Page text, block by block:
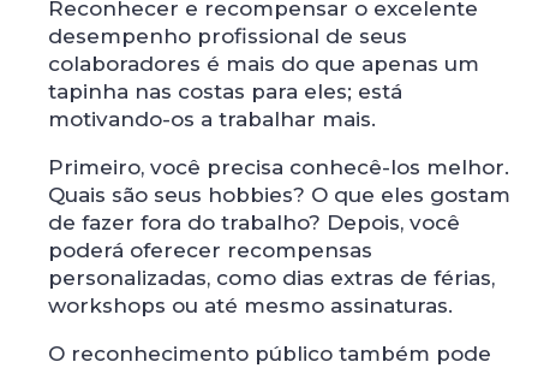
Reconhecer e recompensar o excelente
desempenho profissional de seus
colaboradores é mais do que apenas um
tapinha nas costas para eles; está
motivando-os a trabalhar mais.
Primeiro, você precisa conhecê-los melhor.
Quais são seus hobbies? O que eles gostam
de fazer fora do trabalho? Depois, você
poderá oferecer recompensas
personalizadas, como dias extras de férias,
workshops ou até mesmo assinaturas.
O reconhecimento público também pode